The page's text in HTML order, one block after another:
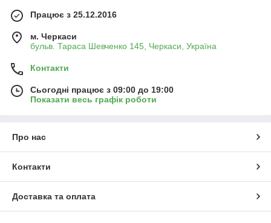
Працює з 25.12.2016
м. Черкаси
бульв. Тараса Шевченко 145, Черкаси, Україна
Контакти
Сьогодні працює з 09:00 до 19:00
Показати весь графік роботи
Про нас
Контакти
Доставка та оплата